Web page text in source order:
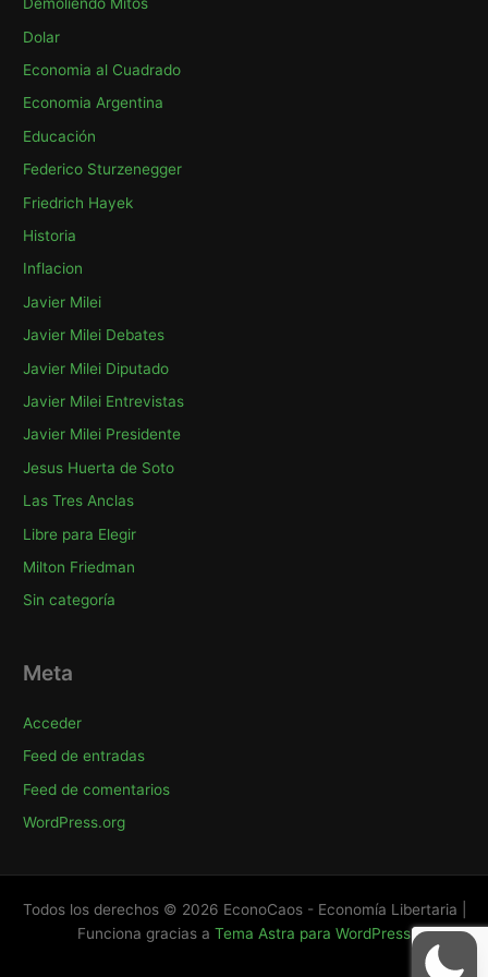
r
p
o
Dolar
Economia al Cuadrado
Economia Argentina
Educación
Federico Sturzenegger
Friedrich Hayek
Historia
Inflacion
Javier Milei
Javier Milei Debates
Javier Milei Diputado
Javier Milei Entrevistas
Javier Milei Presidente
Jesus Huerta de Soto
Las Tres Anclas
Libre para Elegir
Milton Friedman
Sin categoría
Meta
Acceder
Feed de entradas
Feed de comentarios
WordPress.org
Todos los derechos © 2026 EconoCaos - Economía Libertaria |
Funciona gracias a Tema Astra para WordPress